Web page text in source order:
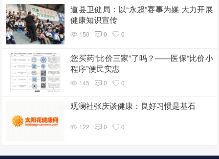
道县卫健局：以“永超”赛事为媒 大力开展
健康知识宣传
150 0 0
您买药“比价三家”了吗？——医保“比价小
程序”便民实惠
145 0 0
观澜社张庆谈健康：良好习惯是基石
122 0 0